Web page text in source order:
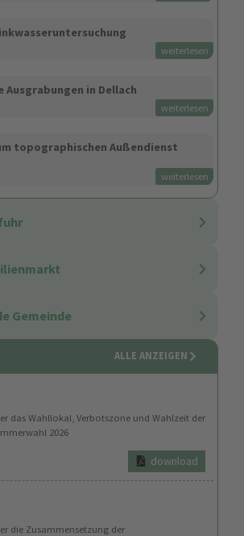
weiterlesen
Ausgrabungen in Dellach
weiterlesen
topographischen Außendienst
weiterlesen
Gemeinde
ALLE ANZEIGEN
das Wahllokal, Verbotszone und Wahlzeit der
2026
download
die Zusammensetzung der